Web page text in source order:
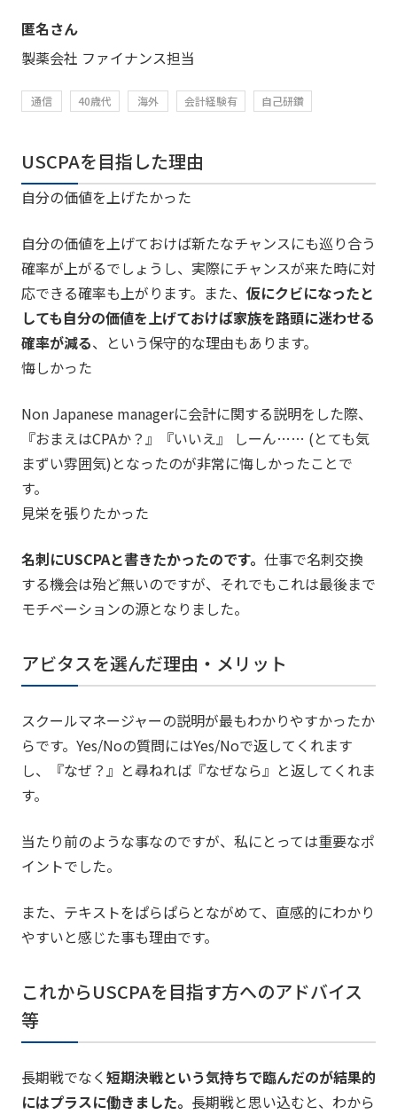
匿名さん
製薬会社 ファイナンス担当
通信 40歳代 海外 会計経験有 自己研鑽
USCPAを目指した理由
自分の価値を上げたかった
自分の価値を上げておけば新たなチャンスにも巡り合う
確率が上がるでしょうし、実際にチャンスが来た時に対
応できる確率も上がります。また、 仮にクビになったと
しても自分の価値を上げておけば家族を路頭に迷わせる
確率が減る、という保守的な理由もあります。
悔しかった
Non Japanese managerに会計に関する説明をした際、
『おまえはCPAか？』『いいえ』 しーん…… (とても気
まずい雰囲気)となったのが非常に悔しかったことで
す。
見栄を張りたかった
名刺にUSCPAと書きたかったのです。 仕事で名刺交換
する機会は殆ど無いのですが、それでもこれは最後まで
モチベーションの源となりました。
アビタスを選んだ理由・メリット
スクールマネージャーの説明が最もわかりやすかったか
らです。Yes/Noの質問にはYes/Noで返してくれます
し、『なぜ？』と尋ねれば『なぜなら』と返してくれま
す。
当たり前のような事なのですが、私にとっては重要なポ
イントでした。
また、テキストをぱらぱらとながめて、直感的にわかり
やすいと感じた事も理由です。
これからUSCPAを目指す方へのアドバイス
等
長期戦でなく短期決戦という気持ちで臨んだのが結果的
にはプラスに働きました。 長期戦と思い込むと、わから